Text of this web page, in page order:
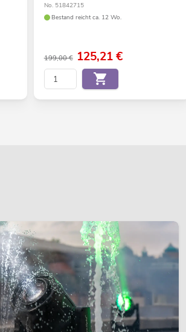
No. 51842715
Bestand reicht ca. 12 Wo.
199,00 € 125,21€